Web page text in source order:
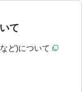
て
ど)について